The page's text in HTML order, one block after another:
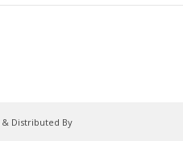
& Distributed By